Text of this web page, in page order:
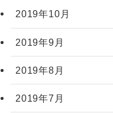
2019年10月
2019年9月
2019年8月
2019年7月